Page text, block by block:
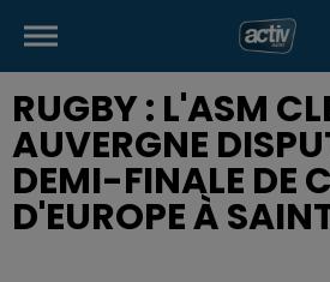
RUGBY : L'ASM
AUVERGNE
DEMI-FINALE DE
D'EUROPE À